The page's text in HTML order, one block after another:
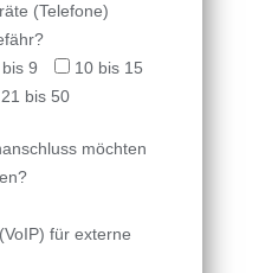
(Telefone)
9
10 bis 15
21 bis 50
möchten
für externe